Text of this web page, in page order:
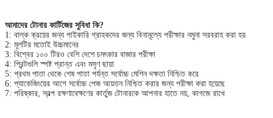
আমাদের টোনার কার্টিজের সুবিধা কি?
1: বাল্ক ক্রয়ের জন্য পাইকারি গ্রাহকদের জন্য বিনামূল্যে পরীক্ষার নমুনা সরবরাহ করা হয়
2: মূলটির মতোই উচ্চমানের
3: বিশ্বের ১০০ টিরও বেশি দেশে চমৎকার বাজার পরীক্ষা
4: প্রিন্টগুলি স্পষ্ট প্রান্ত এবং মসৃণ ছায়া
5: প্রথম পাতা থেকে শেষ পাতা পর্যন্ত সর্বোচ্চ মেশিন দক্ষতা নিশ্চিত করে
6: প্যাকেজিংয়ের আগে সর্বোচ্চ পেজ আয়তন নিশ্চিত করার জন্য পরীক্ষা করা হয়েছে
7: পরিষ্কার, স্বল্প রক্ষণাবেক্ষণের কার্তুজ টোনারকে আপনার হাতে নয়, কাগজে রাখে